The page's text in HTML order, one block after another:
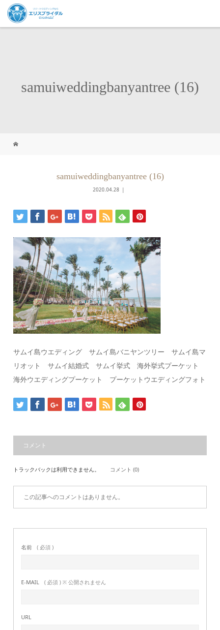
samuiweddingbanyantree (16)
samuiweddingbanyantree (16)
2020.04.28
サムイ島ウエディング サムイ島バニヤンツリー サムイ島マ
リオット サムイ結婚式 サムイ挙式 海外挙式プーケット
海外ウエディングプーケット プーケットウエディングフォト
コメント
トラックバックは利用できません。 コメント (0)
この記事へのコメントはありません。
名前 ( 必須 )
E-MAIL ( 必須 ) ※ 公開されません
URL